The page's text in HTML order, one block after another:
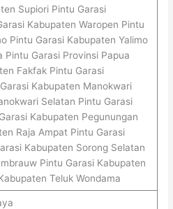
Supiori Pintu Garasi
Kabupaten Waropen Pintu
Pintu Garasi Kabupaten Yalimo
Pintu Garasi Provinsi Papua
Fakfak Pintu Garasi
Kabupaten Manokwari
Selatan Pintu Garasi
Kabupaten Pegunungan
Raja Ampat Pintu Garasi
Kabupaten Sorong Selatan
Pintu Garasi Kabupaten
Teluk Wondama